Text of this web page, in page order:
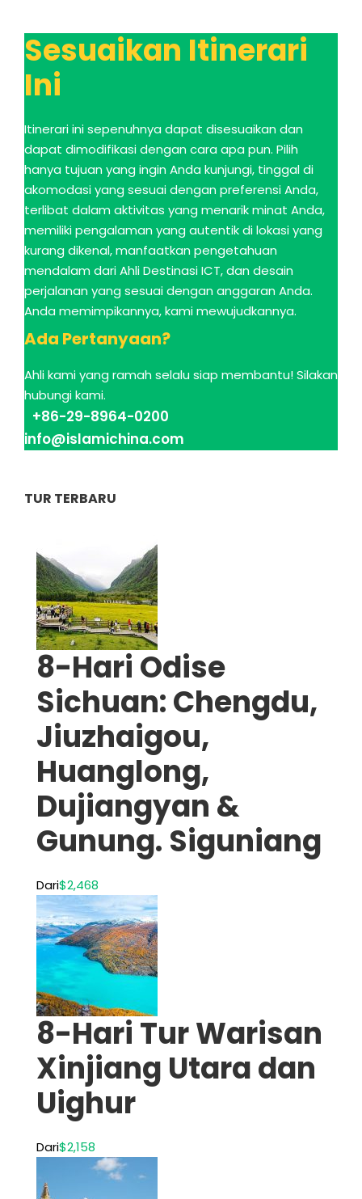
Sesuaikan Itinerari
Ini
Itinerari ini sepenuhnya dapat disesuaikan dan
dapat dimodifikasi dengan cara apa pun. Pilih
hanya tujuan yang ingin Anda kunjungi, tinggal di
akomodasi yang sesuai dengan preferensi Anda,
terlibat dalam aktivitas yang menarik minat Anda,
memiliki pengalaman yang autentik di lokasi yang
kurang dikenal, manfaatkan pengetahuan
mendalam dari Ahli Destinasi ICT, dan desain
perjalanan yang sesuai dengan anggaran Anda.
Anda memimpikannya, kami mewujudkannya.
Ada Pertanyaan?
Ahli kami yang ramah selalu siap membantu! Silakan
hubungi kami.
+86-29-8964-0200
info@islamichina.com
TUR TERBARU
8-Hari Odise
Sichuan: Chengdu,
Jiuzhaigou,
Huanglong,
Dujiangyan &
Gunung. Siguniang
Dari$2,468
8-Hari Tur Warisan
Xinjiang Utara dan
Uighur
Dari$2,158